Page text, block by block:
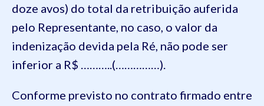
doze avos) do total da retribuição auferida
pelo Representante, no caso, o valor da
indenização devida pela Ré, não pode ser
inferior a R$ ………..(……………).
Conforme previsto no contrato firmado entre